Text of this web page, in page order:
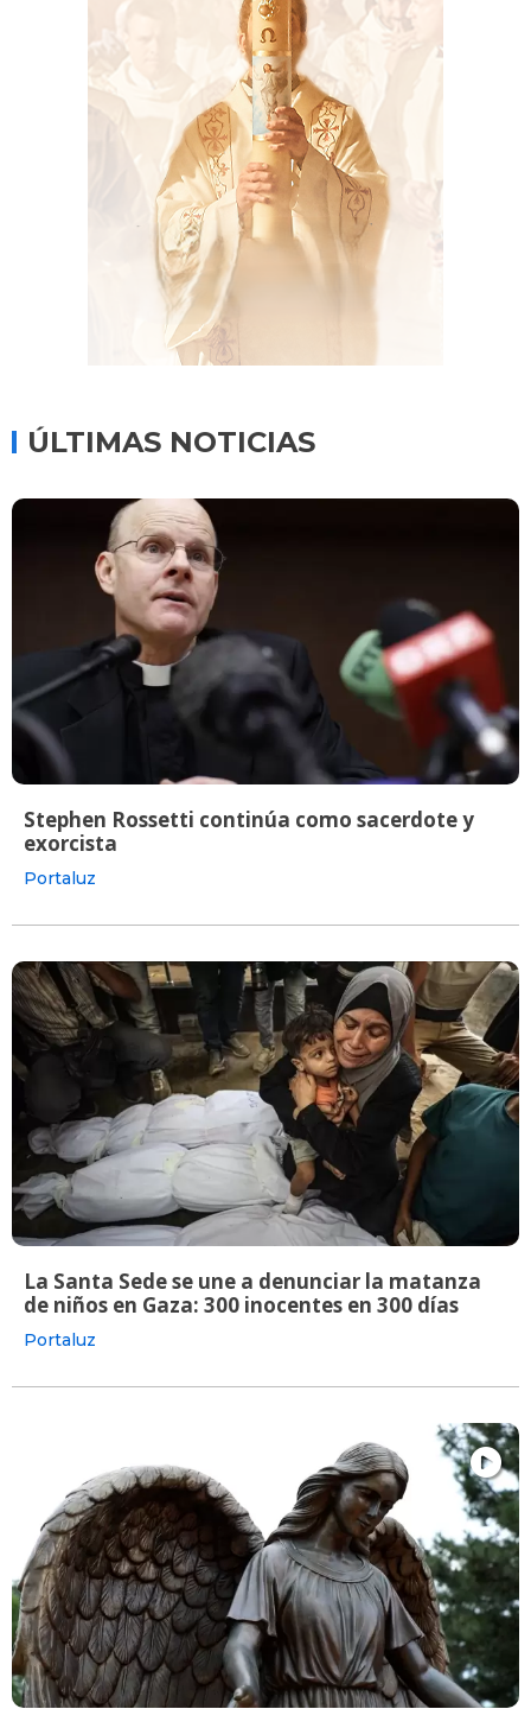
ÚLTIMAS NOTICIAS
Stephen Rossetti continúa como sacerdote y
exorcista
Portaluz
La Santa Sede se une a denunciar la matanza
de niños en Gaza: 300 inocentes en 300 días
Portaluz